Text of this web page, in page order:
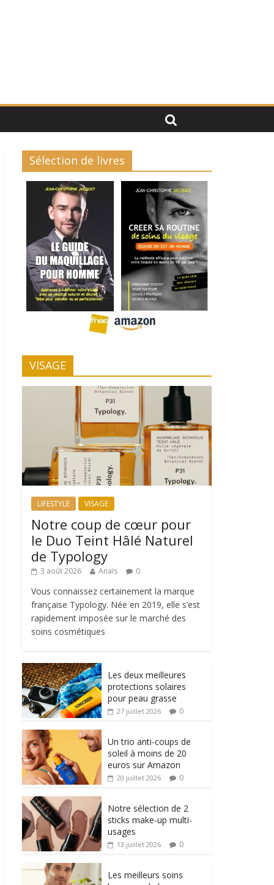
Sélection de livres
VISAGE
LIFESTYLE VISAGE
Notre coup de cœur pour
le Duo Teint Hâlé Naturel
de Typology
3 août 2026 Anaïs 0
Vous connaissez certainement la marque
française Typology. Née en 2019, elle s’est
rapidement imposée sur le marché des
soins cosmétiques
Les deux meilleures
protections solaires
pour peau grasse
27 juillet 2026 0
Un trio anti-coups de
soleil à moins de 20
euros sur Amazon
20 juillet 2026 0
Notre sélection de 2
sticks make-up multi-
usages
13 juillet 2026 0
Les meilleurs soins